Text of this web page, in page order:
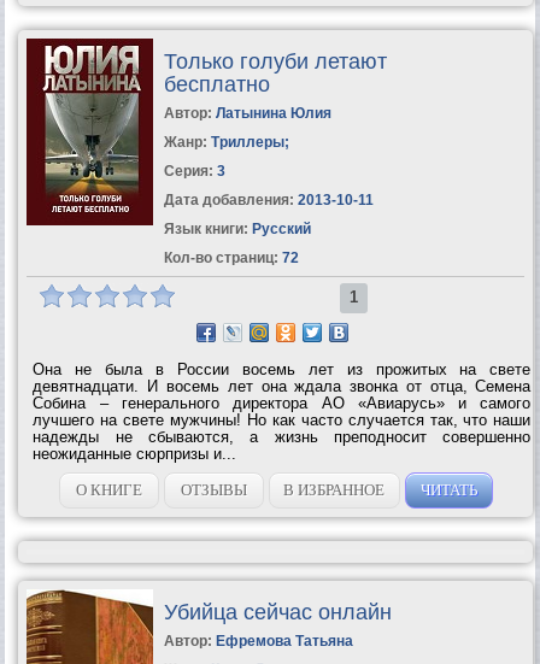
Только голуби летают
бесплатно
Автор: Латынина Юлия
Жанр: Триллеры;
Серия: 3
Дата добавления: 2013-10-11
Язык книги: Русский
Кол-во страниц: 72
1
Она не была в России восемь лет из прожитых на свете
девятнадцати. И восемь лет она ждала звонка от отца, Семена
Собина – генерального директора АО «Авиарусь» и самого
лучшего на свете мужчины! Но как часто случается так, что наши
надежды не сбываются, а жизнь преподносит совершенно
неожиданные сюрпризы и...
О КНИГЕ
ОТЗЫВЫ В ИЗБРАННОЕ ЧИТАТЬ
Убийца сейчас онлайн
Автор: Ефремова Татьяна